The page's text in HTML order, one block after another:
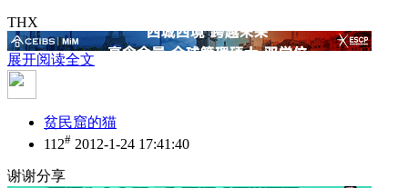
THX
展开阅读全文
贫民窟的猫
112# 2012-1-24 17:41:40
谢谢分享